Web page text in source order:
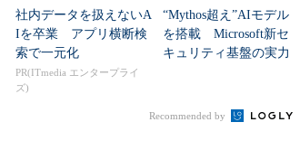
社内データを扱えないA
Iを卒業 アプリ横断検
索で一元化
PR(ITmedia エンタープライ
ズ)
“Mythos超え”AIモデル
を搭載 Microsoft新セ
キュリティ基盤の実力
Recommended by